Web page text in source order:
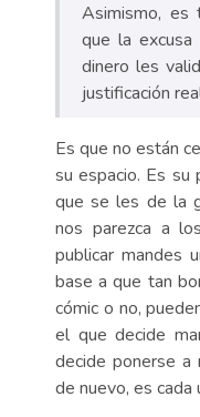
Asimismo, es
que la excusa
dinero les
justificación
Es que no están
su espacio. Es su
que se les de la
nos parezca a
publicar mandes
base a que tan
cómic o no,
el que decide
decide ponerse a
de nuevo, es cada